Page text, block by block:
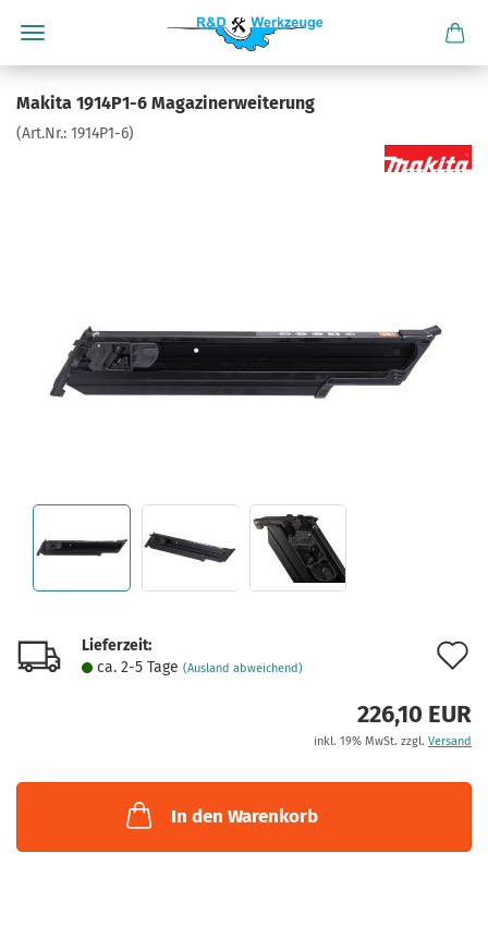
Makita 1914P1-6 Magazinerweiterung
(Art.Nr.: 1914P1-6)
Lieferzeit:
ca. 2-5 Tage (Ausland abweichend)
226,10 EUR
inkl. 19% MwSt. zzgl. Versand
In den Warenkorb